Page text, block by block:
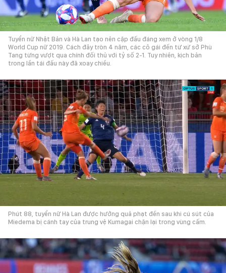
Tuyển nữ Nhật Bản và Hà Lan tạo nên cặp đấu đáng xem ở vòng 1/8
World Cup nữ 2019. Cách đây tròn 4 năm, các cô gái đến từ xứ sở Phù
Tang từng vượt qua chính đối thủ với tỷ số 2-1. Tuy nhiên, kịch bản
trong lần tái đấu này đã xoay chiều.
Phút 88, tuyển nữ Hà Lan được hưởng quả phạt đền sau khi cú sút của
Miedema bị cánh tay của trung vệ Kumagai chặn lại trong vùng cấm.